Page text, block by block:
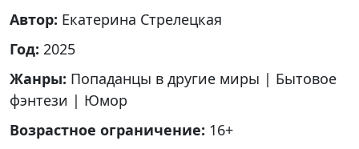
Автор: Екатерина Стрелецкая
Год: 2025
Жанры: Попаданцы в другие миры | Бытовое
фэнтези | Юмор
Возрастное ограничение: 16+